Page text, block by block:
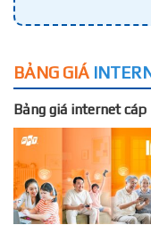
BẢNG GIÁ
Bảng giá internet